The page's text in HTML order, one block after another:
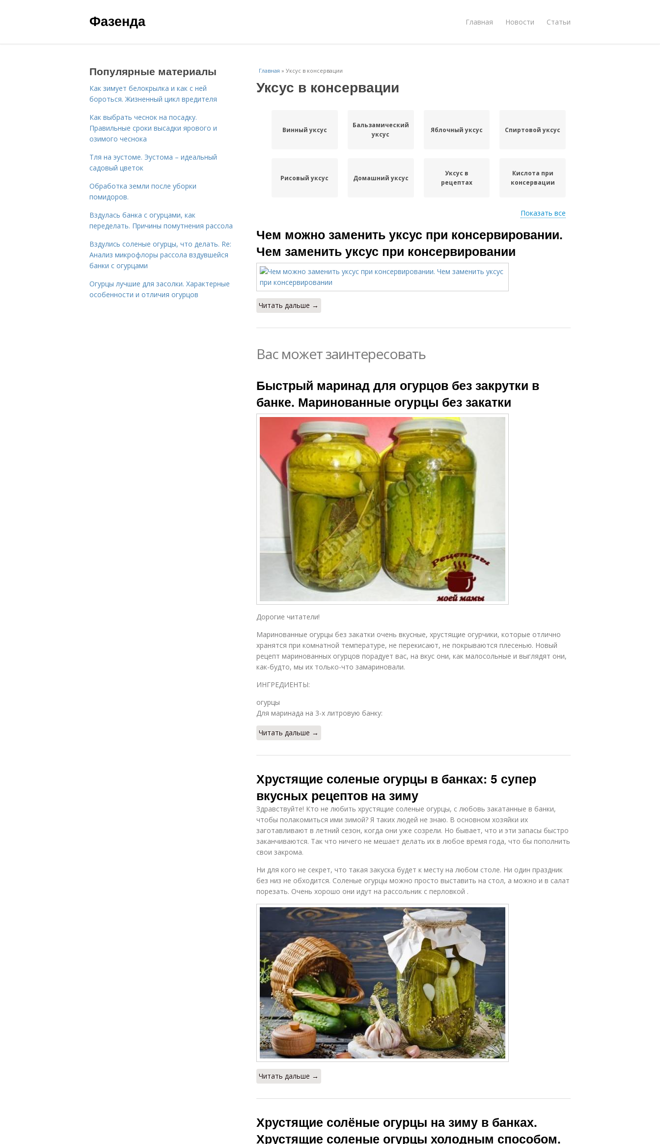
Фазенда Главная Новости Статьи
Главная » Уксус в консервации
Уксус в консервации
Винный уксус
Бальзамический
уксус
Яблочный уксус Спиртовой уксус
Рисовый уксус Домашний уксус
Уксус в
рецептах
Кислота при
консервации
уксусом
Показать все
Чем можно заменить уксус при консервировании.
Чем заменить уксус при консервировании
Читать дальше →
Вас может заинтересовать
Быстрый маринад для огурцов без закрутки в
банке. Маринованные огурцы без закатки
Дорогие читатели!
Маринованные огурцы без закатки очень вкусные, хрустящие огурчики, которые отлично
хранятся при комнатной температуре, не перекисают, не покрываются плесенью. Новый
рецепт маринованных огурцов порадует вас, на вкус они, как малосольные и выглядят они,
как-будто, мы их только-что замариновали.
ИНГРЕДИЕНТЫ:
огурцы
Для маринада на 3-х литровую банку:
Читать дальше →
Хрустящие соленые огурцы в банках: 5 супер
вкусных рецептов на зиму
Здравствуйте! Кто не любить хрустящие соленые огурцы, с любовь закатанные в банки,
чтобы полакомиться ими зимой? Я таких людей не знаю. В основном хозяйки их
заготавливают в летний сезон, когда они уже созрели. Но бывает, что и эти запасы быстро
заканчиваются. Так что ничего не мешает делать их в любое время года, что бы пополнить
свои закрома.
Ни для кого не секрет, что такая закуска будет к месту на любом столе. Ни один праздник
без низ не обходится. Соленые огурцы можно просто выставить на стол, а можно и в салат
порезать. Очень хорошо они идут на рассольник с перловкой .
Читать дальше →
Хрустящие солёные огурцы на зиму в банках.
Хрустящие соленые огурцы холодным способом.
Популярные материалы
Как зимует белокрылка и как с ней
бороться. Жизненный цикл вредителя
Как выбрать чеснок на посадку.
Правильные сроки высадки ярового и
озимого чеснока
Тля на эустоме. Эустома – идеальный
садовый цветок
Обработка земли после уборки
помидоров.
Вздулась банка с огурцами, как
переделать. Причины помутнения рассола
Вздулись соленые огурцы, что делать. Re:
Анализ микрофлоры рассола вздувшейся
банки с огурцами
Огурцы лучшие для засолки. Характерные
особенности и отличия огурцов